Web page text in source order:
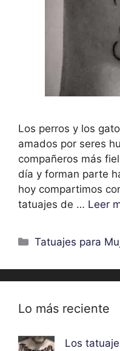
Los perros y los
amados por seres
compañeros más
día y forman parte
hoy compartimos
tatuajes de … Leer
Categorías
Tatuajes para
Lo más reciente
Los